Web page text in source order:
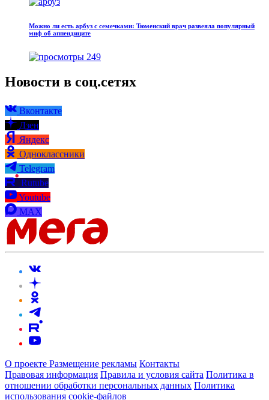
Можно ли есть арбуз с семечками: Тюменский врач развеяла популярный
миф об аппендиците
249
Новости в соц.сетях
Вконтакте
Дзен
Яндекс
Одноклассники
Telegram
Rutube
Youtube
MAX
О проекте Размещение рекламы Контакты
Правовая информация Правила и условия сайта Политика в
отношении обработки персональных данных Политика
использования cookie-файлов